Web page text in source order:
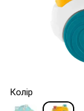
Колір